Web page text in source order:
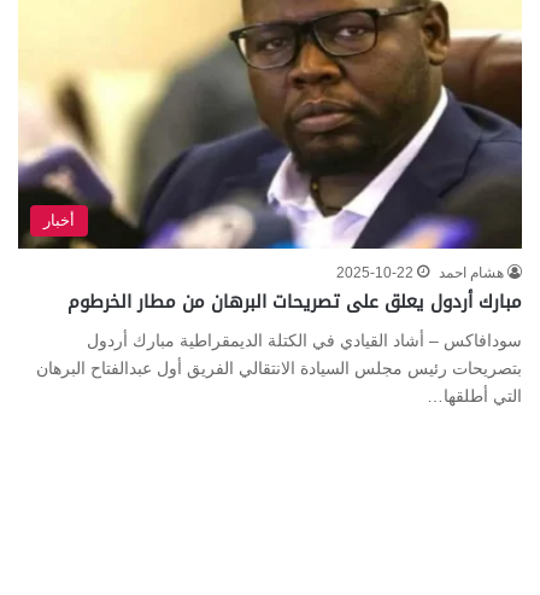
أخبار
هشام احمد 2025-10-22
مبارك أردول يعلق على تصريحات البرهان من مطار الخرطوم
سودافاكس – أشاد القيادي في الكتلة الديمقراطية مبارك أردول
بتصريحات رئيس مجلس السيادة الانتقالي الفريق أول عبدالفتاح البرهان
التي أطلقها…